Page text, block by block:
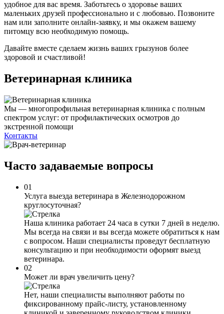
удобное для вас время. Заботьтесь о здоровье ваших
маленьких друзей профессионально и с любовью. Позвоните
нам или заполните онлайн-заявку, и мы окажем вашему
питомцу всю необходимую помощь.
Давайте вместе сделаем жизнь ваших грызунов более
здоровой и счастливой!
Ветеринарная клиника
Мы — многопрофильная ветеринарная клиника с полным
спектром услуг: от профилактических осмотров до
экстренной помощи
Контакты
Часто задаваемые вопросы
01
Услуга выезда ветеринара в Железнодорожном
круглосуточная?
Наша клиника работает 24 часа в сутки 7 дней в неделю.
Мы всегда на связи и вы всегда можете обратиться к нам
с вопросом. Наши специалисты проведут бесплатную
консультацию и при необходимости оформят выезд
ветеринара.
02
Может ли врач увеличить цену?
Нет, наши специалисты выполняют работы по
фиксированному прайс-листу, установленному